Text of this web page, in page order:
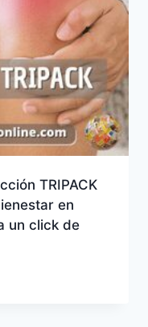
TRIPACK
en
un click de